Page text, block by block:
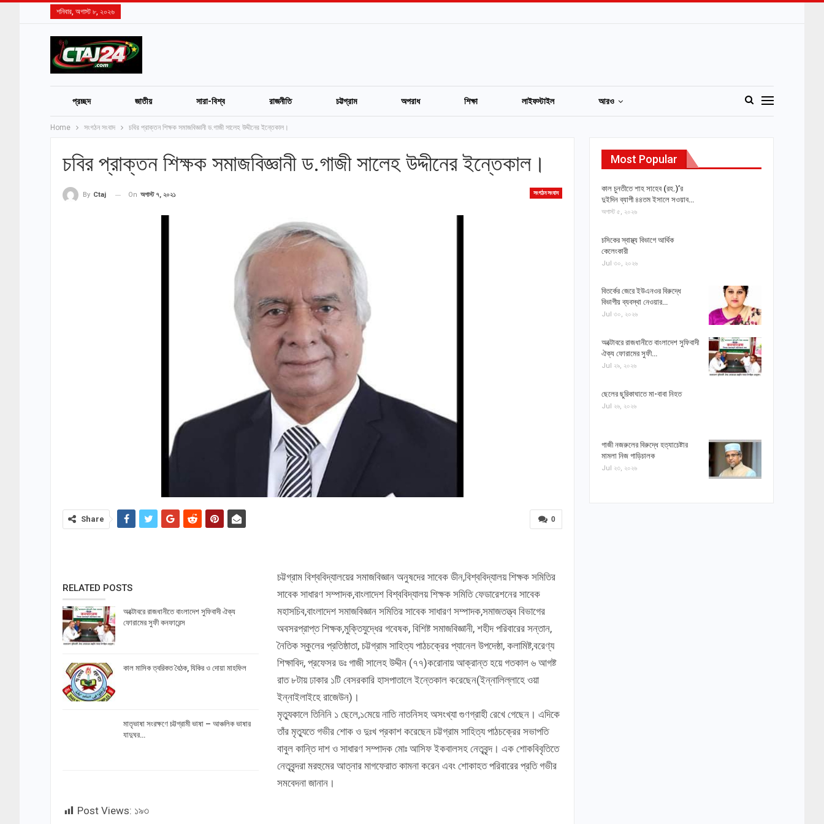
শনিবার, অগাস্ট ৮, ২০২৬
প্রচ্ছদ জাতীয় সারা-বিশ্ব রাজনীতি চট্টগ্রাম অপরাধ শিক্ষা লাইফস্টাইল আরও
Home সংগঠন সংবাদ চবির প্রাক্তন শিক্ষক সমাজবিজ্ঞানী ড.গাজী সালেহ উদ্দীনের ইন্তেকাল।
চবির প্রাক্তন শিক্ষক সমাজবিজ্ঞানী ড.গাজী সালেহ উদ্দীনের ইন্তেকাল।
সংগঠন সংবাদ
By Ctaj On অগাস্ট ৭, ২০২১
0
Share
RELATED POSTS
অক্টোবরে রাজধানীতে বাংলাদেশ সুফিবাদী ঐক্য
ফোরামের সুফী কনফারেন্স
কাল মাসিক ত্বরিকত বৈঠক, যিকির ও দোয়া মাহফিল
মাতৃভাষা সংরক্ষণে চট্টগ্রামী ভাষা – আঞ্চলিক ভাষার
যাদুঘর…
চট্টগ্রাম বিশ্ববিদ্যালয়ের সমাজবিজ্ঞান অনুষদের সাবেক ডীন,বিশ্ববিদ্যালয় শিক্ষক সমিতির
সাবেক সাধারণ সম্পাদক,বাংলাদেশ বিশ্ববিদ্যালয় শিক্ষক সমিতি ফেডারেশনের সাবেক
মহাসচিব,বাংলাদেশ সমাজবিজ্ঞান সমিতির সাবেক সাধারণ সম্পাদক,সমাজতত্ত্ব বিভাগের
অবসরপ্রাপ্ত শিক্ষক,মুক্তিযুদ্ধের গবেষক, বিশিষ্ট সমাজবিজ্ঞানী, শহীদ পরিবারের সন্তান,
নৈতিক স্কুলের প্রতিষ্ঠাতা, চট্টগ্রাম সাহিত্য পাঠচক্রের প্যানেল উপদেষ্ঠা, কলামিষ্ট,বরেণ্য
শিক্ষাবিদ, প্রফেসর ডঃ গাজী সালেহ উদ্দীন (৭৭)করোনায় আক্রান্ত হয়ে গতকাল ৬ আগষ্ট
রাত ৮টায় ঢাকার ১টি বেসরকারি হাসপাতালে ইন্তেকাল করেছেন(ইন্নালিল্লাহে ওয়া
ইন্নাইলাইহে রাজেউন)।
মৃত্যুকালে তিনিনি ১ ছেলে,১মেয়ে নাতি নাতনিসহ অসংখ্যা গুণগ্রাহী রেখে গেছেন। এদিকে
তাঁর মৃত্যুতে গভীর শোক ও দুঃখ প্রকাশ করেছেন চট্টগ্রাম সাহিত্য পাঠচক্রের সভাপতি
বাবুল কান্তি দাশ ও সাধারণ সম্পাদক মোঃ আসিফ ইকবালসহ নেতৃবৃন্দ। এক শোকবিবৃতিতে
নেতৃবৃন্দরা মরহুমের আত্নার মাগফেরাত কামনা করেন এবং শোকাহত পরিবারের প্রতি গভীর
সমবেদনা জানান।
Post Views: ১৯৩
Most Popular
কাল চুনতীতে শাহ সাহেব (রহ.)’র
দুইদিন ব্যাপী ৪৪তম ইসালে সওয়াব…
অগাস্ট ৫, ২০২৬
চসিকের স্বাস্থ্য বিভাগে আর্থিক
কেলেংকারী
Jul ৩০, ২০২৬
বিতর্কের জেরে ইউএনওর বিরুদ্ধে
বিভাগীয় ব্যবস্থা নেওয়ার…
Jul ৩০, ২০২৬
অক্টোবরে রাজধানীতে বাংলাদেশ সুফিবাদী
ঐক্য ফোরামের সুফী…
Jul ২৯, ২০২৬
ছেলের ছুরিকাঘাতে মা-বাবা নিহত
Jul ২৬, ২০২৬
গাজী নজরুলের বিরুদ্ধে হত্যাচেষ্টার
মামলা নিজ গাড়িচালক
Jul ২৩, ২০২৬